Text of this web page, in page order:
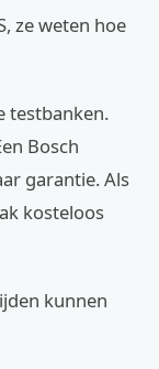
ze weten hoe
testbanken.
Bosch
garantie. Als
kosteloos
kunnen